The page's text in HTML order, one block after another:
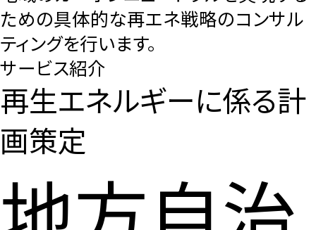
ための具体的な再エネ戦略のコンサル
ティングを行います。
サービス紹介
再生エネルギーに係る計
画策定